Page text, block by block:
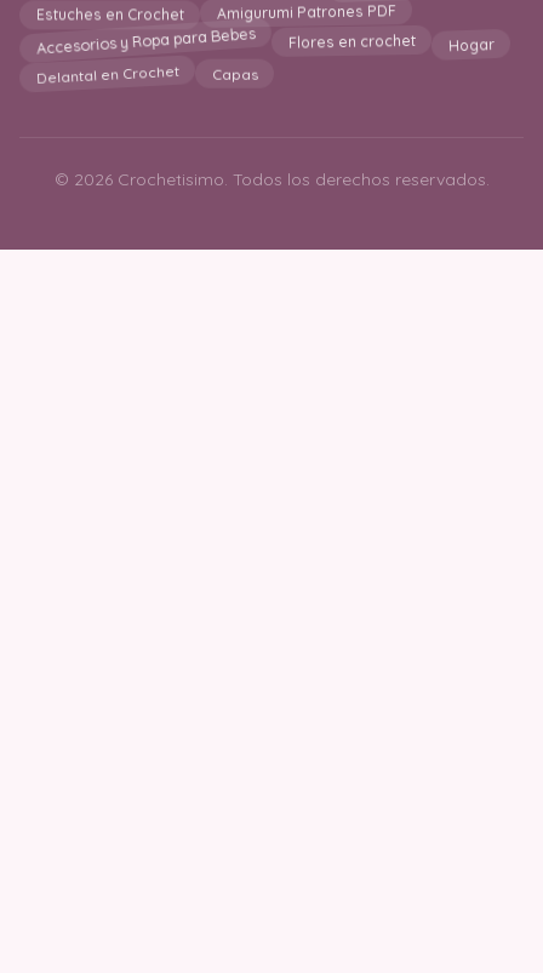
Estuches en Crochet Amigurumi Patrones PDF
Accesorios y Ropa para Bebes Flores en crochet Hogar
Delantal en Crochet Capas
© 2026 Crochetisimo. Todos los derechos reservados.